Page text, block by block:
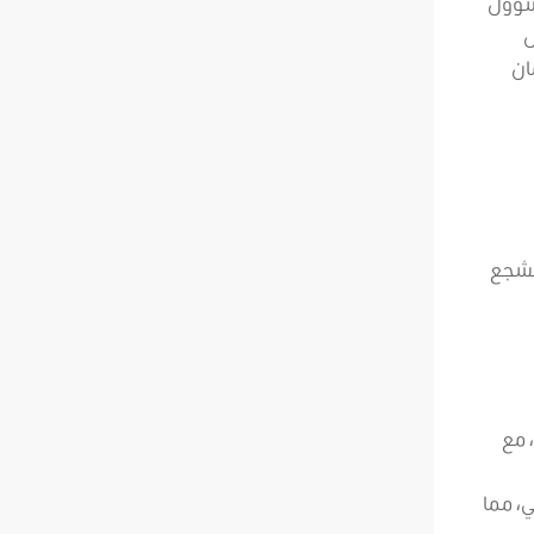
يشجع
مع
مما